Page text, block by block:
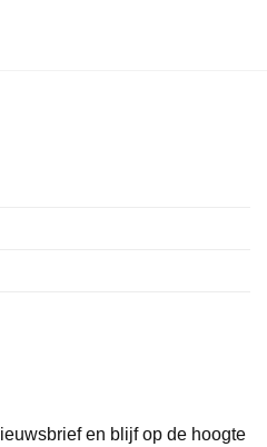
en blijf op de hoogte